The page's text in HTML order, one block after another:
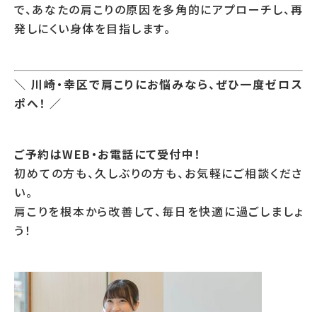
で、あなたの肩こりの原因を多角的にアプローチし、再
発しにくい身体を目指します。
＼ 川崎・幸区で肩こりにお悩みなら、ぜひ一度ゼロス
ポへ！ ／
ご予約はWEB・お電話にて受付中！
初めての方も、久しぶりの方も、お気軽にご相談くださ
い。
肩こりを根本から改善して、毎日を快適に過ごしましょ
う！